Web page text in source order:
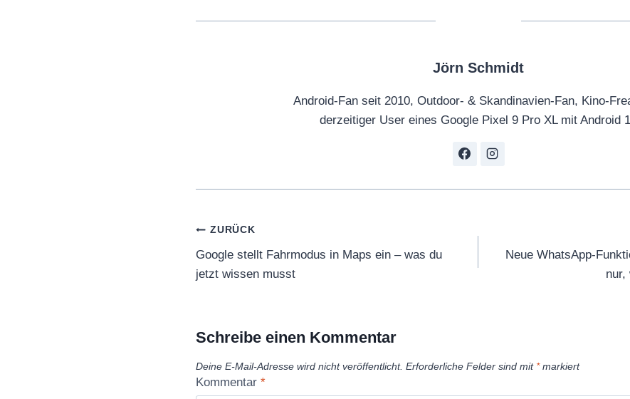
Jörn Schmidt
Android-Fan seit 2010, Outdoor- & Skandinavien-Fan, Kino-
derzeitiger User eines Google Pixel 9 Pro XL mit Android
Beitragsnavigation
ZURÜCK
Google stellt Fahrmodus in Maps ein – was du
jetzt wissen musst
Neue WhatsApp-
nur,
Schreibe einen Kommentar
Deine E-Mail-Adresse wird nicht veröffentlicht. Erforderliche Felder sind mit *markiert
Kommentar *